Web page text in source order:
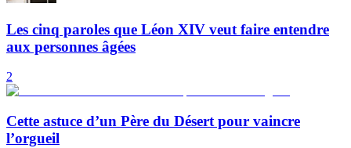
Les cinq paroles que Léon XIV veut faire entendre
aux personnes âgées
2
Cette astuce d’un Père du Désert pour vaincre
l’orgueil